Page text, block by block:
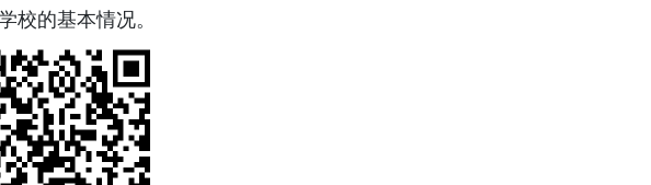
校的基本情况。